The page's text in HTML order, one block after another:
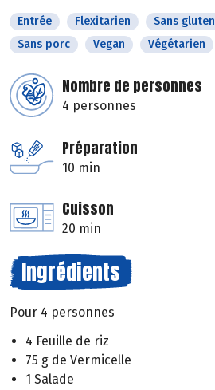
Entrée Flexitarien Sans gluten
Sans porc
Vegan Végétarien
Nombre de personnes
4 personnes
Préparation
10 min
Cuisson
20 min
Ingrédients
Pour 4 personnes
4 Feuille de riz
75 g de Vermicelle
1 Salade